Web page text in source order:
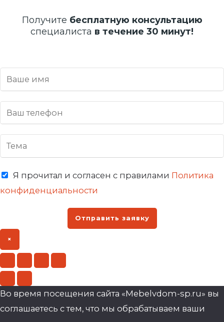
Получите бесплатную консультацию
специалиста в течение 30 минут!
Я прочитал и согласен с правилами Политика
конфиденциальности
Отправить заявку
×
Во время посещения сайта «Mebelvdom-sp.ru» вы
соглашаетесь с тем, что мы обрабатываем ваши